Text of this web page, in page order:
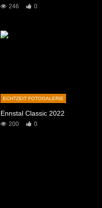
246 0
ECHTZEIT FOTOGALERIE
Ennstal Classic 2022
200 0